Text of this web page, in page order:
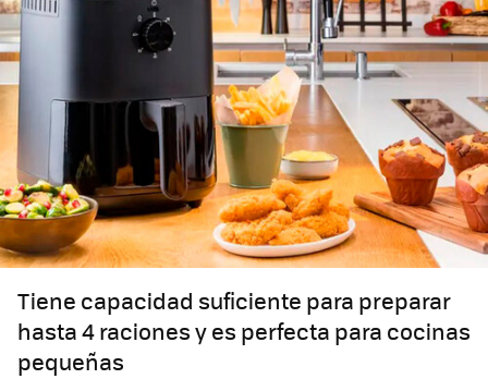
Tiene capacidad suficiente para preparar
hasta 4 raciones y es perfecta para cocinas
pequeñas